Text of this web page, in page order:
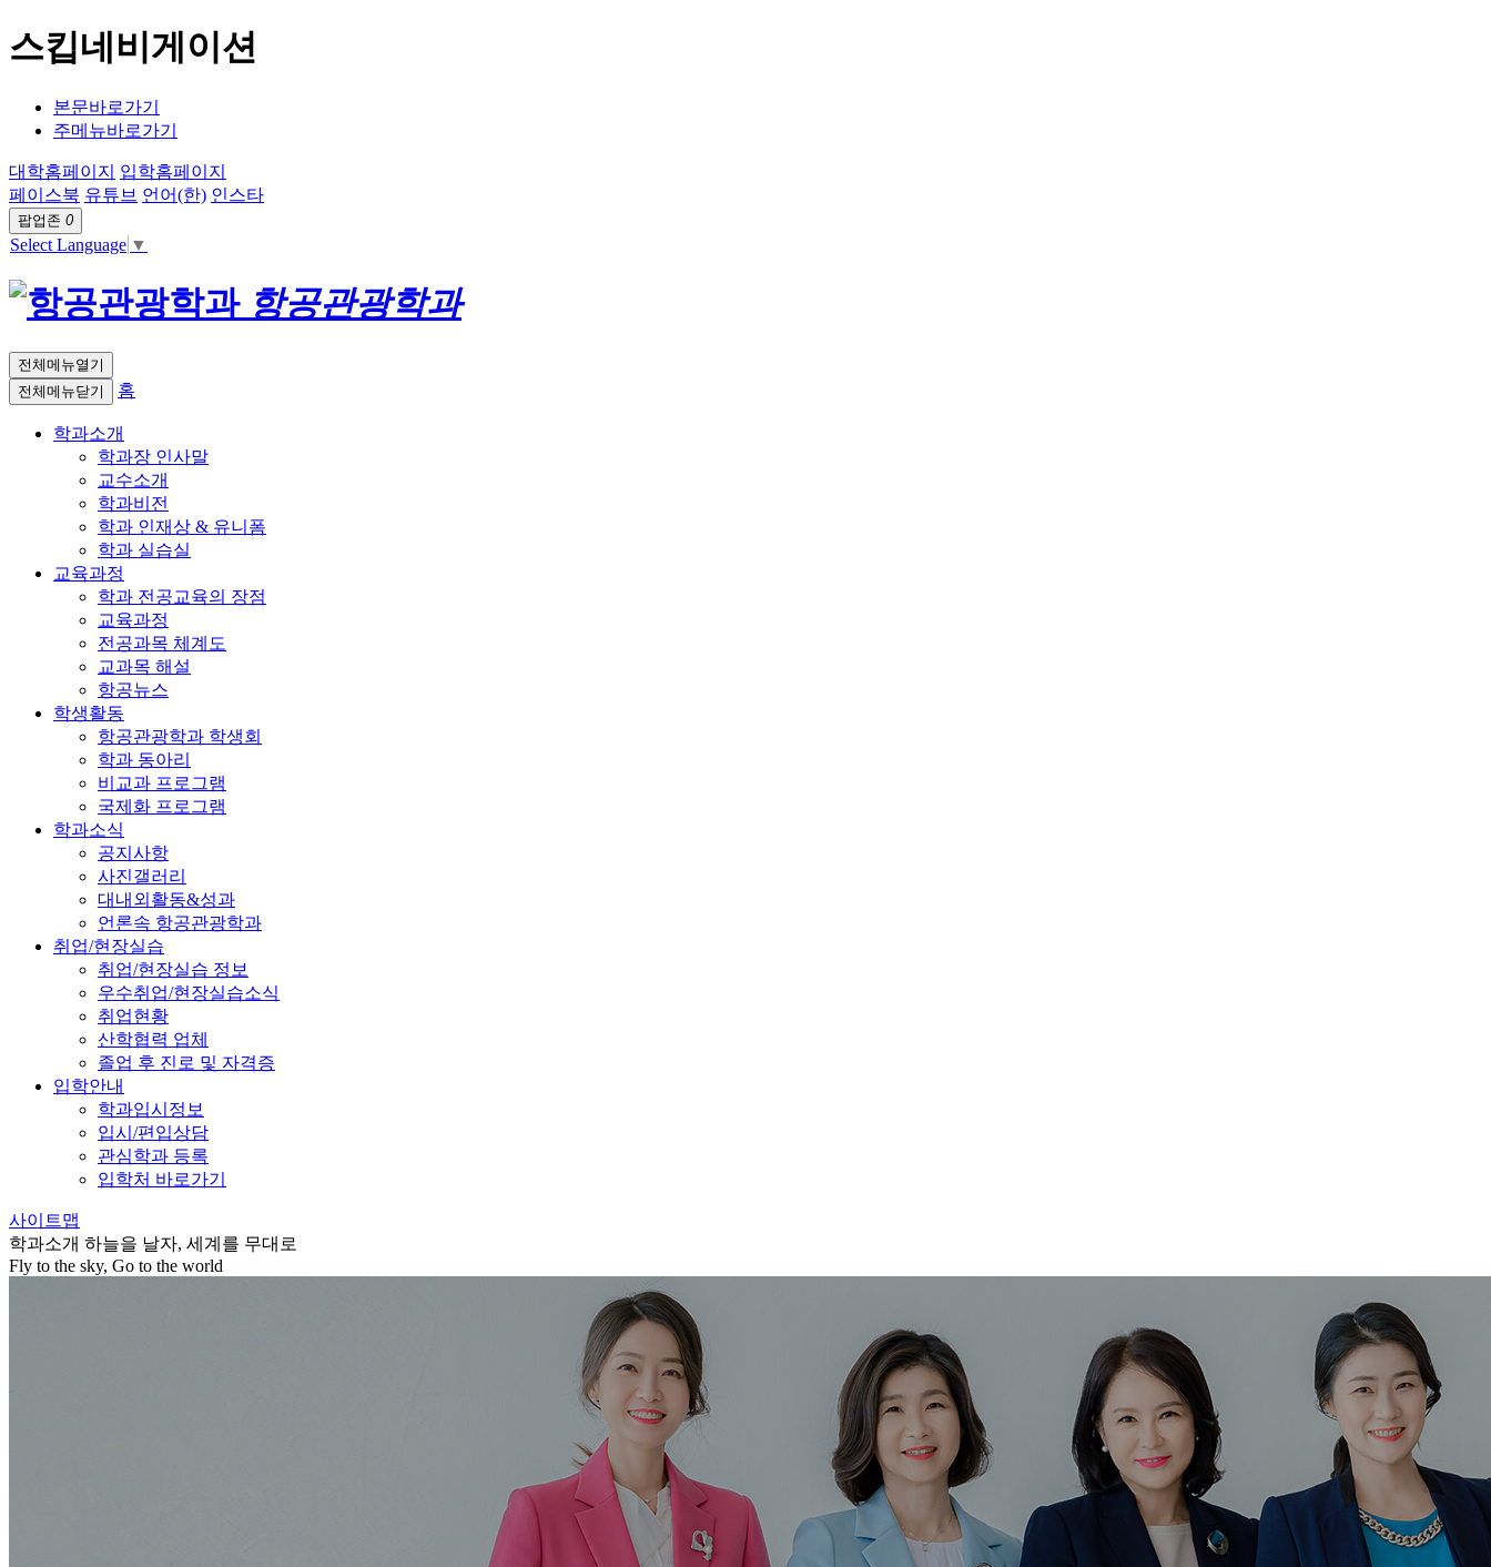
스킵네비게이션
본문바로가기
주메뉴바로가기
대학홈페이지
입학홈페이지
페이스북 유튜브 언어(한) 인스타
팝업존 0
Select Language ▼
항공관광학과
전체메뉴열기
전체메뉴닫기
홈
학과소개
학과장 인사말
교수소개
학과비전
학과 인재상 & 유니폼
학과 실습실
교육과정
학과 전공교육의 장점
교육과정
전공과목 체계도
교과목 해설
항공뉴스
학생활동
항공관광학과 학생회
학과 동아리
비교과 프로그램
국제화 프로그램
학과소식
공지사항
사진갤러리
대내외활동&성과
언론속 항공관광학과
취업/현장실습
취업/현장실습 정보
우수취업/현장실습소식
취업현황
산학협력 업체
졸업 후 진로 및 자격증
입학안내
학과입시정보
입시/편입상담
관심학과 등록
입학처 바로가기
사이트맵
학과소개 하늘을 날자, 세계를 무대로
Fly to the sky, Go to the world